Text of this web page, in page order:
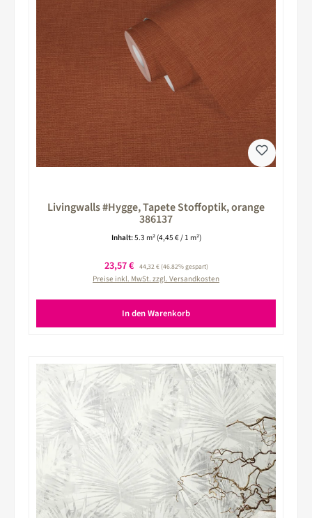
Livingwalls #Hygge, Tapete Stoffoptik, orange
386137
Inhalt:5.3 m² (4,45 € / 1 m²)
Verkaufspreis:
23,57 € Regulärer Preis:
44,32 €(46.82% gespart)
Preise inkl. MwSt. zzgl. Versandkosten
In den Warenkorb